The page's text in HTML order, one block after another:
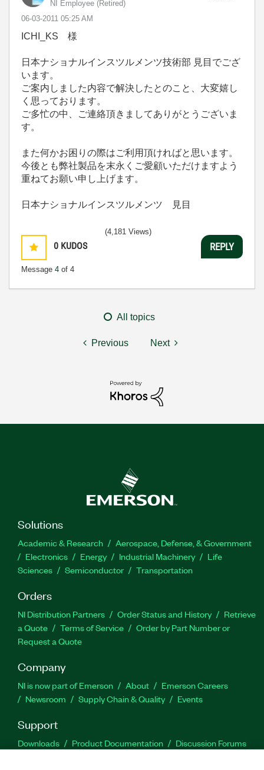
NI Employee (retired)
‎06-03-2011 05:25 AM
ICHI_KS 様
日本ナショナルインスツルメンツ技術部 見目でござ
います。
ご案内しました内容で解決したとのこと、大変嬉し
く思っております。
ご多忙の中、ご連絡頂きましてありがとうございま
す。
また何かお困りの際はご利用頂ければと思います。
今後とも弊社製品を末永くご愛顧いただけますよう
重ねてお願い申し上げます。
日本ナショナルインスツルメンツ 見目
0 KUDOS
Message 4 of 4
(4,181 Views)
REPLY
All topics
Previous Next
Solutions
Academic & Research
Aerospace, Defense, & Government
Electronics
Energy Industrial Machinery
Life
Sciences
Semiconductor Transportation
Orders
NI Distribution Partners Order Status and History
Retrieve
a Quote
Terms of Service
Order by Part Number or
Request a Quote
Company
NI is now part of Emerson About
Emerson Careers
Newsroom
Supply Chain & Quality Events
Support
Downloads Product Documentation
Discussion Forums